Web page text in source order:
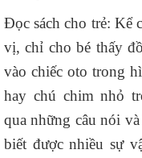
Đọc sách cho trẻ: Kể
vị, chỉ cho bé thấy
vào chiếc oto trong
hay chú chim nhỏ
qua những câu nói
biết được nhiều sự